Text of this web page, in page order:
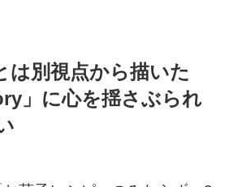
は別視点から描いた
」に心を揺さぶられ